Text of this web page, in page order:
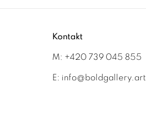
Kontakt
M: +420 739 045 855
E: info@boldgallery.art